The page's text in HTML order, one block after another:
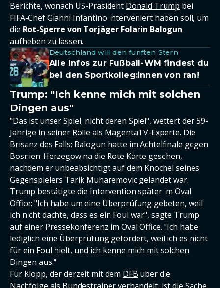
Berichte, wonach US-Präsident Donald Trump bei
FIFA-Chef Gianni Infantino interveniert haben soll, um
die Rot-Sperre von Torjäger Folarin Balogun
aufheben zu lassen.
Deutschland will den fünften Stern
Alle Infos zur Fußball-WM findest du
bei den Sportkolleg:innen von ran!
Trump: "Ich kenne mich mit solchen
Dingen aus"
"Das ist unser Spiel, nicht deren Spiel", wettert der 59-
Jährige in seiner Rolle als MagentaTV-Experte. Die
Brisanz des Falls: Balogun hatte im Achtelfinale gegen
Bosnien-Herzegowina die Rote Karte gesehen,
nachdem er unbeabsichtigt auf dem Knöchel seines
Gegenspielers Tarik Muharemovic gelandet war.
Trump bestätigte die Intervention später im Oval
Office: "Ich habe um eine Überprüfung gebeten, weil
ich nicht dachte, dass es ein Foul war", sagte Trump
auf einer Pressekonferenz im Oval Office. "Ich habe
lediglich eine Überprüfung gefordert, weil ich es nicht
für ein Foul hielt, und ich kenne mich mit solchen
Dingen aus."
Für Klopp, der derzeit mit dem DFB über die
Nachfolge als Bundestrainer verhandelt, ist die Sache